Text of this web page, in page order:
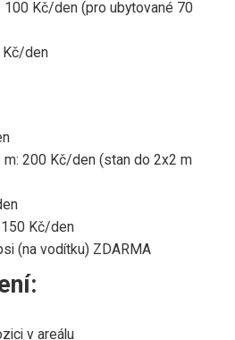
100 Kč/den (pro ubytované 70
Kč/den
m: 200 Kč/den (stan do 2x2 m
150 Kč/den
(na vodítku) ZDARMA
v areálu